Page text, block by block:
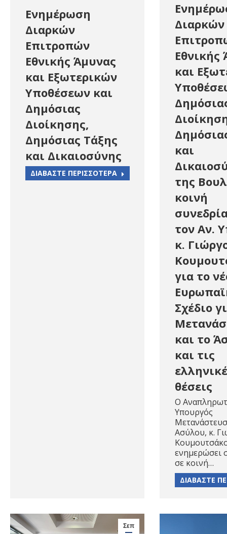
Ενημέρωση
Διαρκών
Επιτροπών
Εθνικής Άμυνας
και Εξωτερικών
Υποθέσεων και
Δημόσιας
Διοίκησης,
Δημόσιας Τάξης
και Δικαιοσύνης
ΔΙΑΒΑΣΤΕ ΠΕΡΙΣΣΟΤΕΡΑ
Διαρκών
Εθνικής
και
και
της
κοινή
τον Αν.
κ.
για το
Σχέδιο
και το
και τις
θέσεις
Ο
Υπουργός
Ασύλου, κ.
ενημερώσει
σε κοινή…
ΔΙΑΒΑΣΤΕ
Σεπ